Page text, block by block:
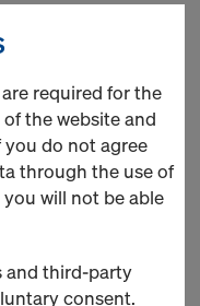
required for the
the website and
do not agree
through the use of
will not be able
and third-party
consent.